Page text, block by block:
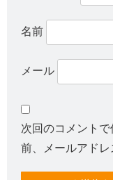
名前
メール
次回のコメント
前、メールアドレ